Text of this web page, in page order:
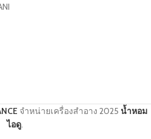
จำหน่ายเครื่องสำอาง 2025 น้ำหอม
ไอดู.